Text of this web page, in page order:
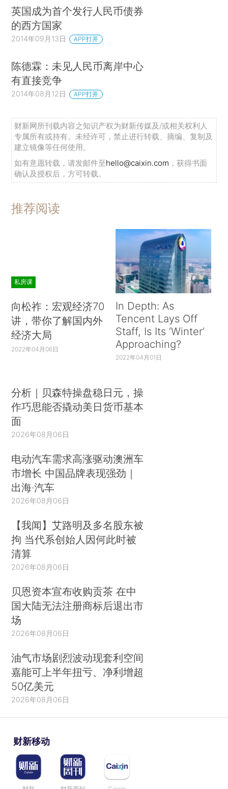
英国成为首个发行人民币债券
的西方国家
2014年09月13日 APP打开
陈德霖：未见人民币离岸中心
有直接竞争
2014年08月12日 APP打开
财新网所刊载内容之知识产权为财新传媒及/或相关权利人
专属所有或持有。未经许可，禁止进行转载、摘编、复制及
建立镜像等任何使用。
如有意愿转载，请发邮件至hello@caixin.com ，获得书面
确认及授权后，方可转载。
推荐阅读
私房课
向松祚：宏观经济70
讲，带你了解国内外
经济大局
2022年04月06日
In Depth: As
Tencent Lays Off
Staff, Is Its ‘Winter’
Approaching?
2022年04月01日
分析｜贝森特操盘稳日元，操
作巧思能否撬动美日货币基本
面
2026年08月06日
电动汽车需求高涨驱动澳洲车
市增长 中国品牌表现强劲｜
出海·汽车
2026年08月06日
【我闻】艾路明及多名股东被
拘 当代系创始人因何此时被
清算
2026年08月06日
贝恩资本宣布收购贡茶 在中
国大陆无法注册商标后退出市
场
2026年08月06日
油气市场剧烈波动现套利空间
嘉能可上半年扭亏、净利增超
50亿美元
2026年08月06日
财新移动